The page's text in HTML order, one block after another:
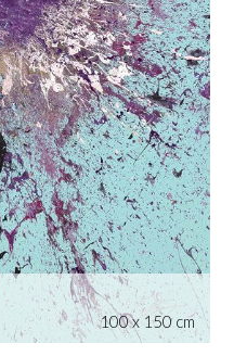
100 x 150 cm